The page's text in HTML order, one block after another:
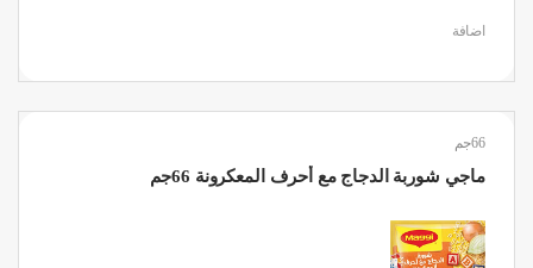
اضافة
66جم
ماجي شوربة الدجاج مع أحرف المعكرونة 66جم